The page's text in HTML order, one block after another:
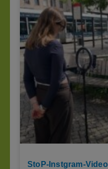
StoP-Instgram-Video